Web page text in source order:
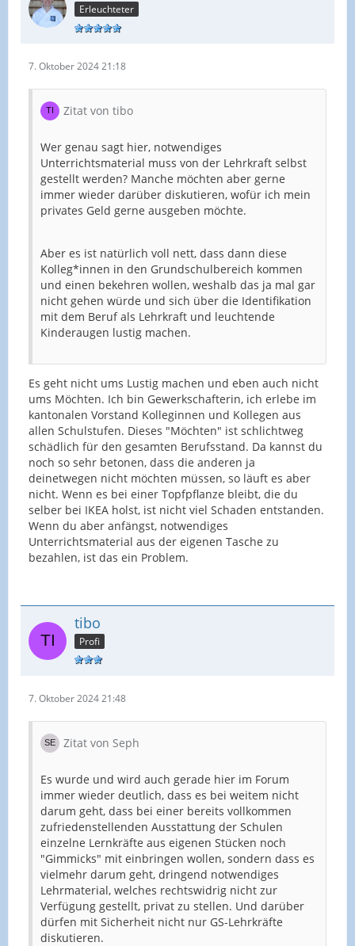
Erleuchteter
7. Oktober 2024 21:18
Zitat von tibo
Wer genau sagt hier, notwendiges
Unterrichtsmaterial muss von der Lehrkraft selbst
gestellt werden? Manche möchten aber gerne
immer wieder darüber diskutieren, wofür ich mein
privates Geld gerne ausgeben möchte.
Aber es ist natürlich voll nett, dass dann diese
Kolleg*innen in den Grundschulbereich kommen
und einen bekehren wollen, weshalb das ja mal gar
nicht gehen würde und sich über die Identifikation
mit dem Beruf als Lehrkraft und leuchtende
Kinderaugen lustig machen.
Es geht nicht ums Lustig machen und eben auch nicht
ums Möchten. Ich bin Gewerkschafterin, ich erlebe im
kantonalen Vorstand Kolleginnen und Kollegen aus
allen Schulstufen. Dieses "Möchten" ist schlichtweg
schädlich für den gesamten Berufsstand. Da kannst du
noch so sehr betonen, dass die anderen ja
deinetwegen nicht möchten müssen, so läuft es aber
nicht. Wenn es bei einer Topfpflanze bleibt, die du
selber bei IKEA holst, ist nicht viel Schaden entstanden.
Wenn du aber anfängst, notwendiges
Unterrichtsmaterial aus der eigenen Tasche zu
bezahlen, ist das ein Problem.
tibo
Profi
7. Oktober 2024 21:48
Zitat von Seph
Es wurde und wird auch gerade hier im Forum
immer wieder deutlich, dass es bei weitem nicht
darum geht, dass bei einer bereits vollkommen
zufriedenstellenden Ausstattung der Schulen
einzelne Lernkräfte aus eigenen Stücken noch
"Gimmicks" mit einbringen wollen, sondern dass es
vielmehr darum geht, dringend notwendiges
Lehrmaterial, welches rechtswidrig nicht zur
Verfügung gestellt, privat zu stellen. Und darüber
dürfen mit Sicherheit nicht nur GS-Lehrkräfte
diskutieren.